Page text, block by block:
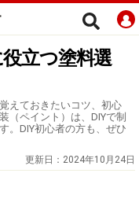
立つ塗料選
えておきたいコツ、初心
（ペイント）は、DIYで制
。DIY初心者の方も、ぜひ
更新日： 2024年10月24日